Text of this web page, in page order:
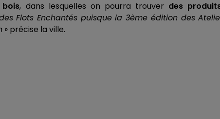
, dans lesquelles on pourra trouver des
Flots Enchantés puisque la 3ème édition des
» précise la ville.